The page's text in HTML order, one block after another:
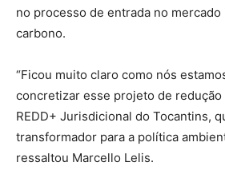
no processo de entrada no
carbono.
“Ficou muito claro como nós
concretizar esse projeto de redução
REDD+ Jurisdicional do Tocantins,
transformador para a política
ressaltou Marcello Lelis.